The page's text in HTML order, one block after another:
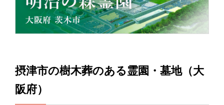
摂津市の樹木葬のある霊園・墓地（大
阪府）